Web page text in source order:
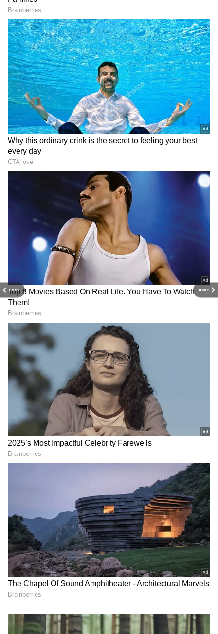
PREV NEXT
ఐపీఎల్ 2023 సీజన్ ఆరంభానికి ముందు ఆర్‌సీబీకి
ఊహించని షాక్ తగిలింది. ఆర్‌సీబీ అధికారిక ట్విట్టర్ ఖాతా
హ్యాకింగ్‌కి గురైంది. రెండో వన్డేకి ముందు మహమ్మద్ సిరాజ్
గురించి రోహిత్ శర్మ చేసిన కామెంట్లను పోస్ట్ చేసిన ఆర్‌సీబీ,
ఆ తర్వాత హ్యాక్‌కి గురైంది...
Image credit: PTI
ఆర్‌సీబీ ఖాతా పేరుని ‘బోర్‌డ్ అప్ యచ్‌ క్లబ్’ అని పేరు
మార్చిన హ్యాకర్లు, ఓ వెబ్‌సైట్ లింకును జత చేశారు.
ఆర్‌సీబీకి ట్విట్టర్‌లో 6.4 మిలియన్ల ఫాలోవర్లు ఉన్నారు.
యాప్ గురించి రకరకాల ప్రమోషనల్ ట్వీట్లు, ఆర్‌సీబీ
ఖాతాలో కనిపిస్తుండడంతో వారంతా అయోమయానికి